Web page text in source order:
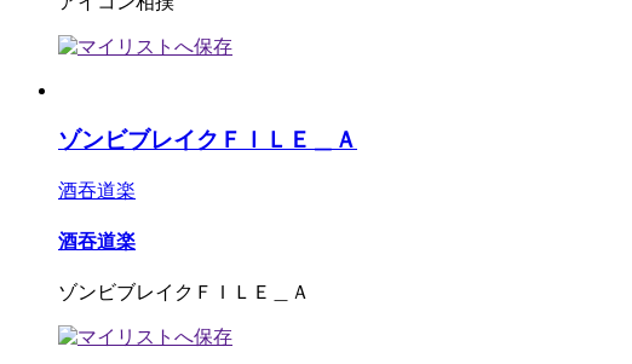
ゾンビブレイクＦＩＬＥ＿Ａ
酒吞道楽
酒吞道楽
ゾンビブレイクＦＩＬＥ＿Ａ